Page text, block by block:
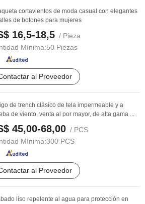
cortavientos de moda casual con elegantes
de botones para mujeres
16,5-18,5 / Pieza
Mínima:50 Piezas
al Proveedor
de trench clásico de tela impermeable y a
de viento, venta al por mayor, de alta gama ...
45,00-68,00 / PCS
Mínima:300 PCS
al Proveedor
liso repelente al agua para protección en